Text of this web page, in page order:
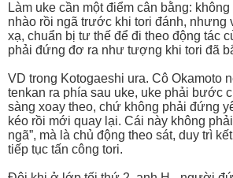
Làm uke cần một điểm cân bằng:
nhào rồi ngã trước khi tori đánh, nhưng
xạ, chuẩn bị tư thế để đi theo động tác
phải đứng đơ ra như tượng khi tori đã
VD trong Kotogaeshi ura. Cô Okamoto
tenkan ra phía sau uke, uke phải bước
sàng xoay theo, chứ không phải đứng
kéo rồi mới quay lại. Cái này không
ngã”, mà là chủ động theo sát, duy trì
tiếp tục tấn công tori.